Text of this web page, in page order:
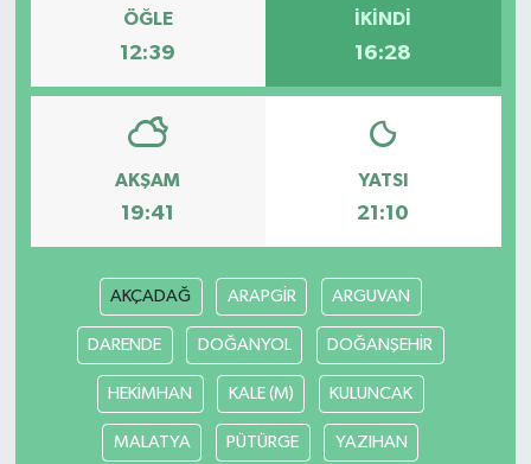
ÖĞLE
12:39
İKINDI
16:28
AKŞAM
19:41
YATSI
21:10
AKÇADAĞ ARAPGİR ARGUVAN
DARENDE DOĞANYOL DOĞANŞEHİR
HEKİMHAN KALE (M) KULUNCAK
MALATYA PÜTÜRGE YAZIHAN